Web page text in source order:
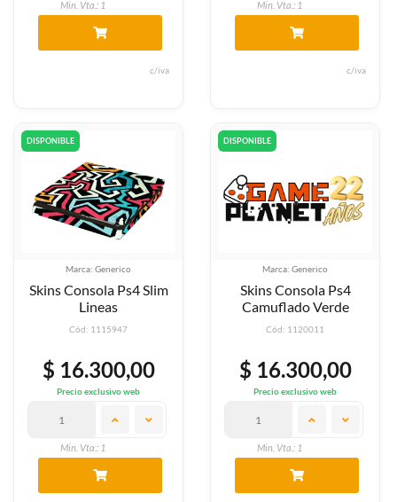
Min. Vta.: 1
c/iva
Min. Vta.: 1
c/iva
DISPONIBLE
Marca: Generico
Skins Consola Ps4 Slim
Lineas
Cód: 1115947
$ 16.300,00
Precio exclusivo web
Min. Vta.: 1
DISPONIBLE
Marca: Generico
Skins Consola Ps4
Camuflado Verde
Cód: 1120011
$ 16.300,00
Precio exclusivo web
Min. Vta.: 1